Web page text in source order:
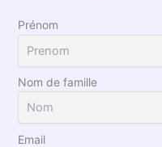
Prénom
Nom de famille
Email